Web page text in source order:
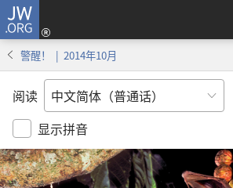
JW.ORG
警醒！ | 2014年10月
阅读
显示拼音